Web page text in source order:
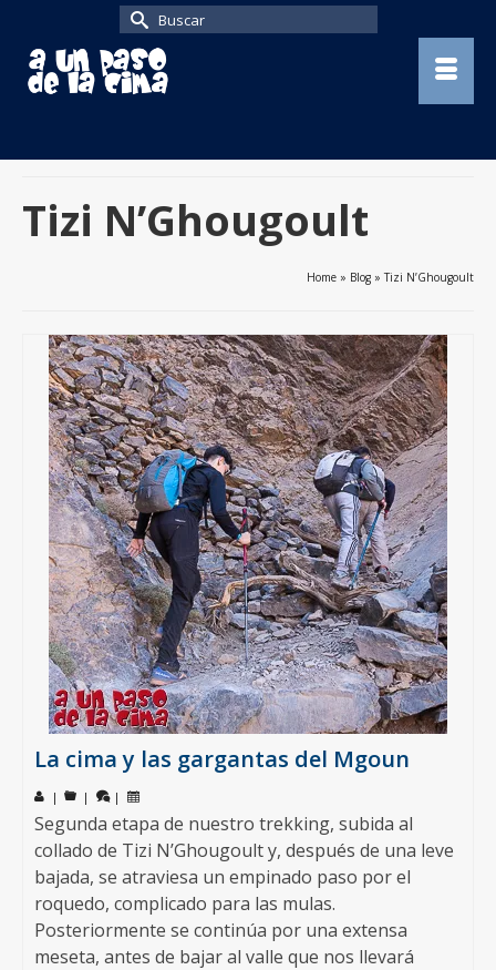
Buscar
por:
Tizi N’Ghougoult
Home » Blog » Tizi N’Ghougoult
La cima y las gargantas del Mgoun
| | |
Segunda etapa de nuestro trekking, subida al
collado de Tizi N’Ghougoult y, después de una leve
bajada, se atraviesa un empinado paso por el
roquedo, complicado para las mulas.
Posteriormente se continúa por una extensa
meseta, antes de bajar al valle que nos llevará